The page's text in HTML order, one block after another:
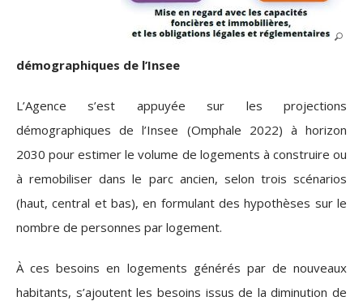
démographiques de l’Insee
L’Agence s’est appuyée sur les projections
démographiques de l’Insee (Omphale 2022) à horizon
2030 pour estimer le volume de logements à construire ou
à remobiliser dans le parc ancien, selon trois scénarios
(haut, central et bas), en formulant des hypothèses sur le
nombre de personnes par logement.
À ces besoins en logements générés par de nouveaux
habitants, s’ajoutent les besoins issus de la diminution de